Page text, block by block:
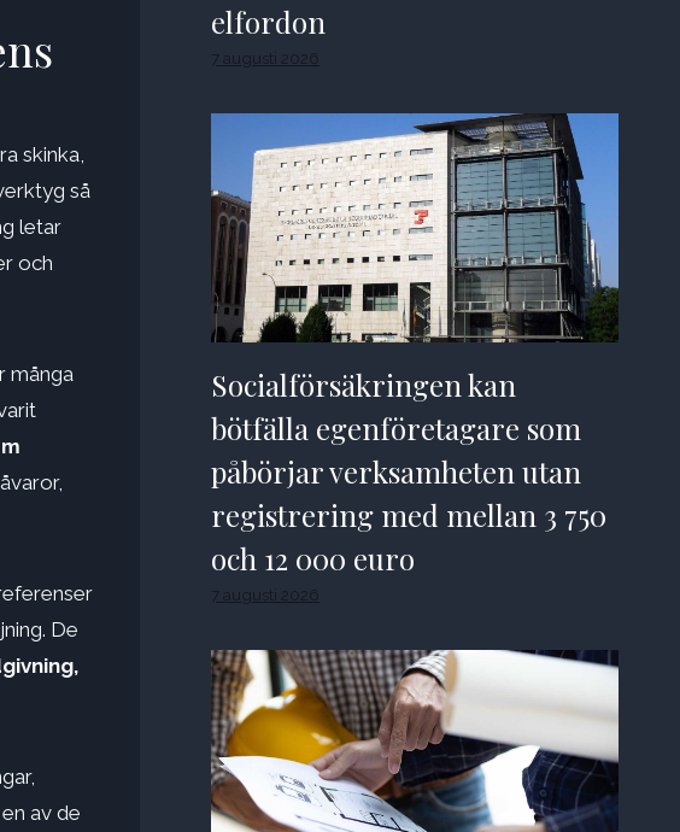
skinka,
så
letar
och
många
De
av de
elfordon
7 augusti 2026
Socialförsäkringen kan
bötfälla egenföretagare som
påbörjar verksamheten utan
registrering med mellan 3 750
och 12 000 euro
7 augusti 2026